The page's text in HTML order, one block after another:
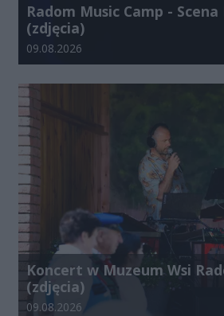
Radom Music Camp - Scena
(zdjęcia)
Data dodania galerii:
09.08.2026
Koncert w Muzeum Wsi
(zdjęcia)
Data dodania galerii:
09.08.2026